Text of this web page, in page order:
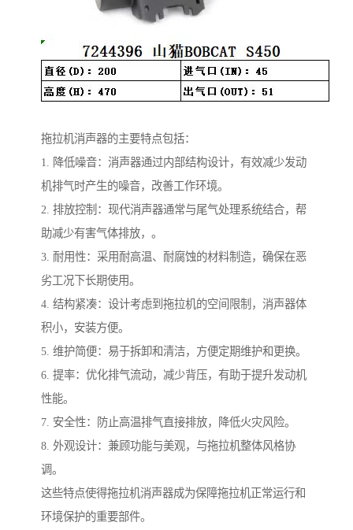
拖拉机消声器的主要特点包括：
1. 降低噪音：消声器通过内部结构设计，有效减少发动
机排气时产生的噪音，改善工作环境。
2. 排放控制：现代消声器通常与尾气处理系统结合，帮
助减少有害气体排放，。
3. 耐用性：采用耐高温、耐腐蚀的材料制造，确保在恶
劣工况下长期使用。
4. 结构紧凑：设计考虑到拖拉机的空间限制，消声器体
积小，安装方便。
5. 维护简便：易于拆卸和清洁，方便定期维护和更换。
6. 提率：优化排气流动，减少背压，有助于提升发动机
性能。
7. 安全性：防止高温排气直接排放，降低火灾风险。
8. 外观设计：兼顾功能与美观，与拖拉机整体风格协
调。
这些特点使得拖拉机消声器成为保障拖拉机正常运行和
环境保护的重要部件。